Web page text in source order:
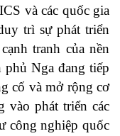
và các quốc gia
trì sự phát triển
tranh của nền
Nga đang tiếp
cố và mở rộng cơ
vào phát triển các
công nghiệp quốc